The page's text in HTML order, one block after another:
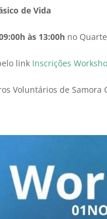
de Vida
às 13:00h no
link Inscrições
Voluntários de Samora